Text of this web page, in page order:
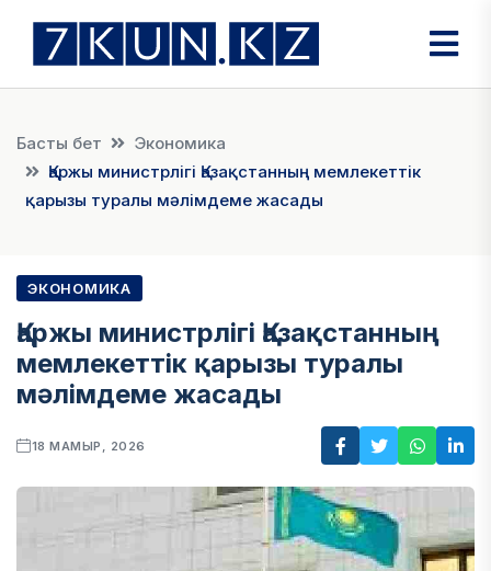
Басты бет
Экономика
Қаржы министрлігі Қазақстанның мемлекеттік
қарызы туралы мәлімдеме жасады
ЭКОНОМИКА
Қаржы министрлігі Қазақстанның
мемлекеттік қарызы туралы
мәлімдеме жасады
18 МАМЫР, 2026